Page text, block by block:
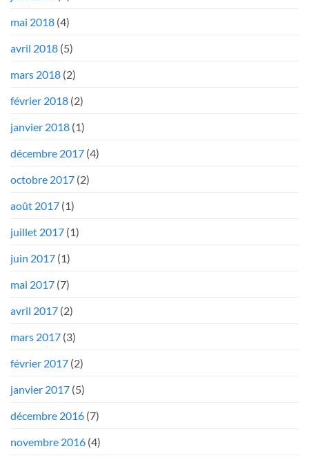
mai 2018 (4)
avril 2018 (5)
mars 2018 (2)
février 2018 (2)
janvier 2018 (1)
décembre 2017 (4)
octobre 2017 (2)
août 2017 (1)
juillet 2017 (1)
juin 2017 (1)
mai 2017 (7)
avril 2017 (2)
mars 2017 (3)
février 2017 (2)
janvier 2017 (5)
décembre 2016 (7)
novembre 2016 (4)